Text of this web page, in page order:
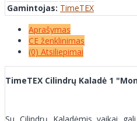
Gamintojas: TimeTEX
Aprašymas
CE ženklinimas
(0) Atsiliepimai
TimeTEX Cilindrų Kaladė 1